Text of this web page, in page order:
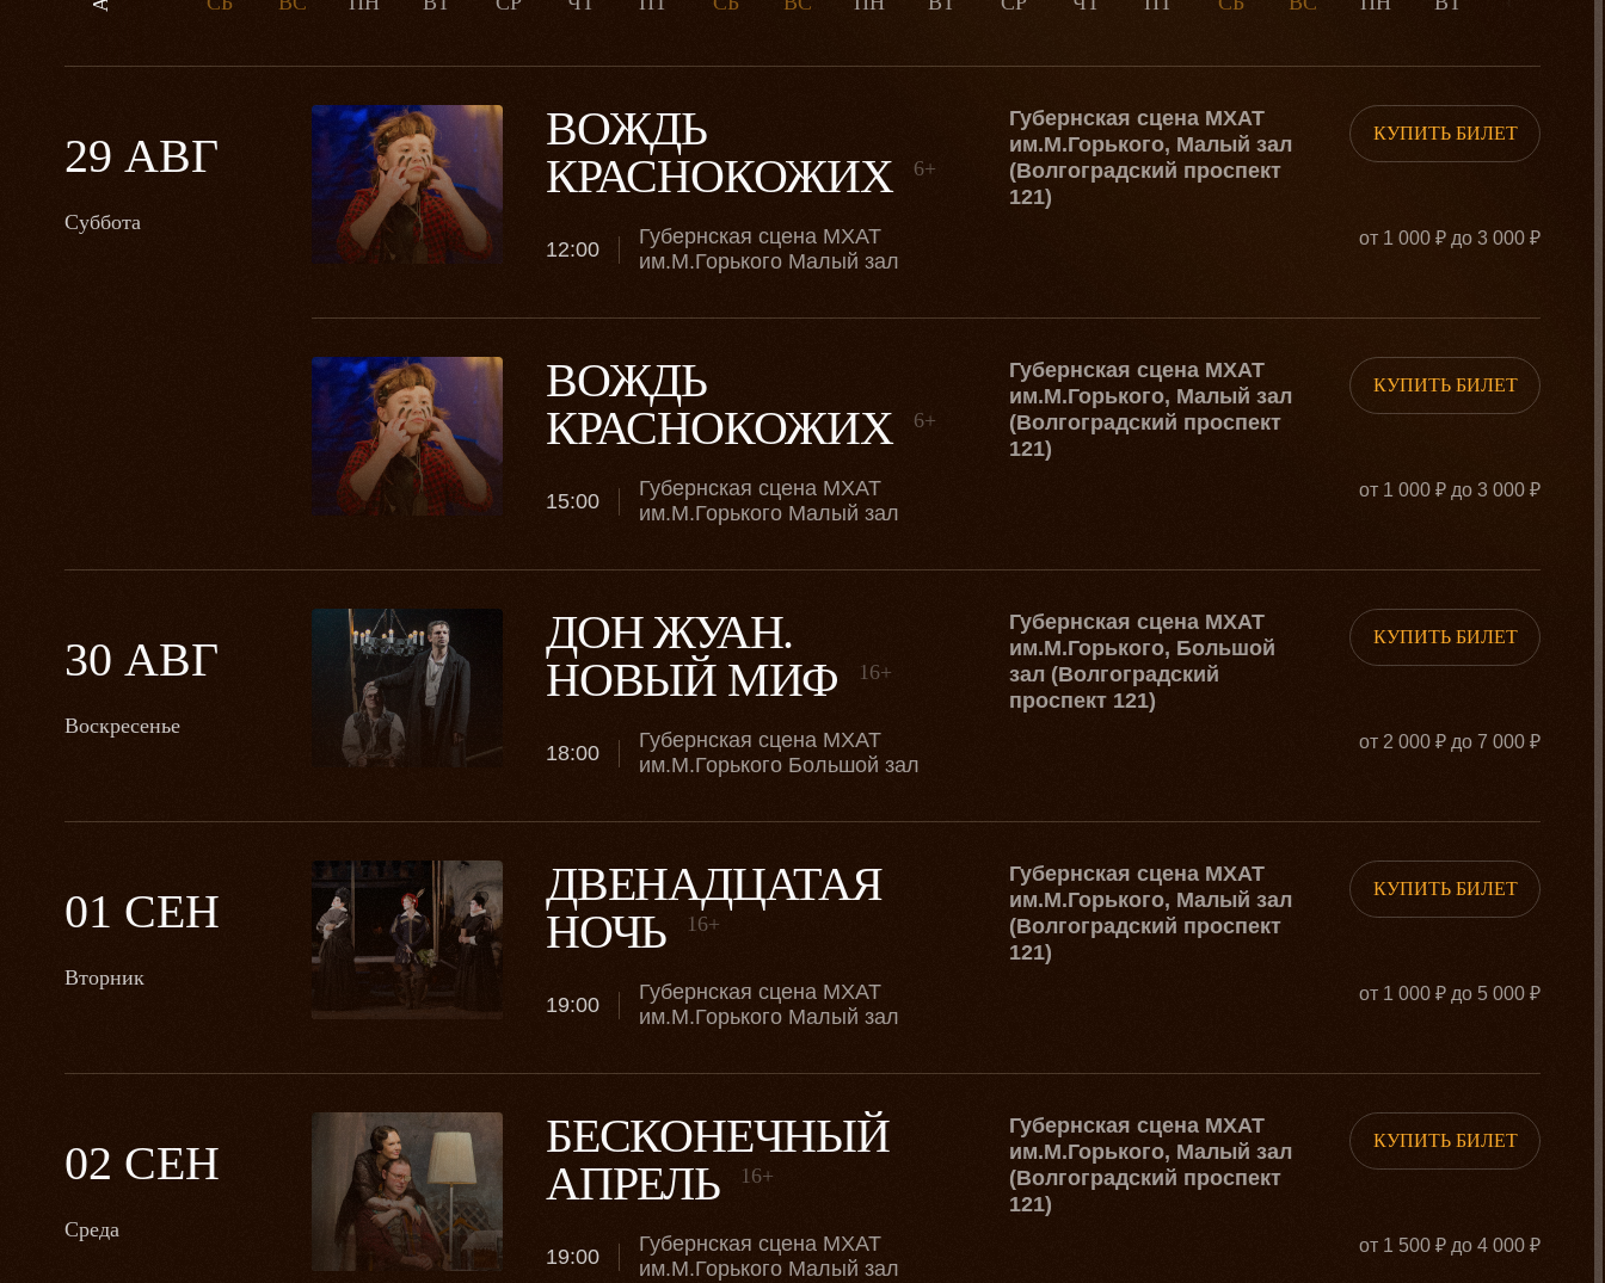
Июл Авг
Окт Ноя Дек
29 АВГ
Суббота
ВОЖДЬ
КРАСНОКОЖИХ
6+
12:00
Губернская сцена МХАТ
им.М.Горького Малый зал
Губернская сцена МХАТ
им.М.Горького, Малый зал
(Волгоградский проспект
121)
КУПИТЬ БИЛЕТ
от 1 000 ₽ до 3 000 ₽
ВОЖДЬ
КРАСНОКОЖИХ
6+
15:00
Губернская сцена МХАТ
им.М.Горького Малый зал
Губернская сцена МХАТ
им.М.Горького, Малый зал
(Волгоградский проспект
121)
КУПИТЬ БИЛЕТ
от 1 000 ₽ до 3 000 ₽
30 АВГ
Воскресенье
ДОН ЖУАН.
НОВЫЙ МИФ
16+
18:00
Губернская сцена МХАТ
им.М.Горького Большой зал
Губернская сцена МХАТ
им.М.Горького, Большой
зал (Волгоградский
проспект 121)
КУПИТЬ БИЛЕТ
от 2 000 ₽ до 7 000 ₽
01 СЕН
Вторник
ДВЕНАДЦАТАЯ
НОЧЬ
16+
19:00
Губернская сцена МХАТ
им.М.Горького Малый зал
Губернская сцена МХАТ
им.М.Горького, Малый зал
(Волгоградский проспект
121)
КУПИТЬ БИЛЕТ
от 1 000 ₽ до 5 000 ₽
02 СЕН
Среда
БЕСКОНЕЧНЫЙ
АПРЕЛЬ
16+
19:00
Губернская сцена МХАТ
им.М.Горького Малый зал
Губернская сцена МХАТ
им.М.Горького, Малый зал
(Волгоградский проспект
121)
КУПИТЬ БИЛЕТ
от 1 500 ₽ до 4 000 ₽